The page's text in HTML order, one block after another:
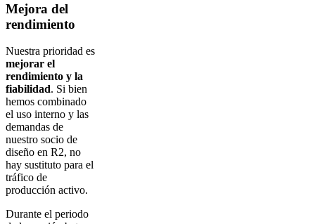
Mejora del
rendimiento
Nuestra prioridad es
mejorar el
rendimiento y la
fiabilidad. Si bien
hemos combinado
el uso interno y las
demandas de
nuestro socio de
diseño en R2, no
hay sustituto para el
tráfico de
producción activo.
Durante el periodo